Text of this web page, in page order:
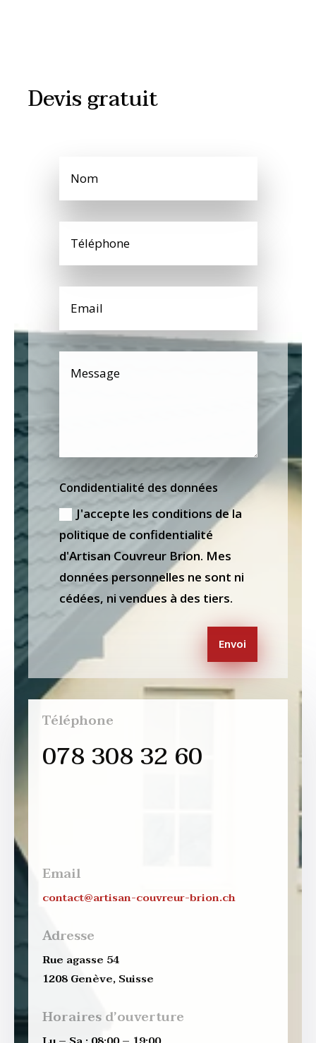
Devis gratuit
Condidentialité des données
J'accepte les conditions de la
politique de confidentialité
d'Artisan Couvreur Brion. Mes
données personnelles ne sont ni
cédées, ni vendues à des tiers.
Envoi
Téléphone
078 308 32 60
Email
contact@artisan-couvreur-brion.ch
Adresse
Rue agasse 54
1208 Genève, Suisse
Horaires d’ouverture